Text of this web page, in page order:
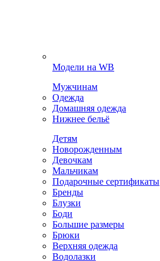
Модели на WB
Мужчинам
Одежда
Домашняя одежда
Нижнее бельё
Детям
Новорожденным
Девочкам
Мальчикам
Подарочные сертификаты
Бренды
Блузки
Боди
Большие размеры
Брюки
Верхняя одежда
Водолазки